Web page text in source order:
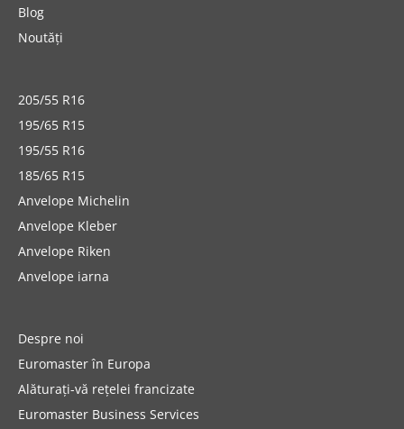
Blog
Noutăți
205/55 R16
195/65 R15
195/55 R16
185/65 R15
Anvelope Michelin
Anvelope Kleber
Anvelope Riken
Anvelope iarna
Despre noi
Euromaster în Europa
Alăturați-vă rețelei francizate
Euromaster Business Services